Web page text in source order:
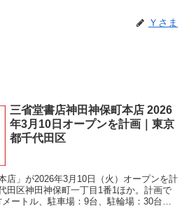
Ｙさま
三省堂書店神田神保町本店 2026
年3月10日オープンを計画｜東京
都千代田区
店」が2026年3月10日（火）オープンを計
田区神田神保町一丁目1番1ほか。計画で
ートル、駐車場：9台、駐輪場：30台、